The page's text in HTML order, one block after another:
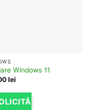
Windows 11
lei